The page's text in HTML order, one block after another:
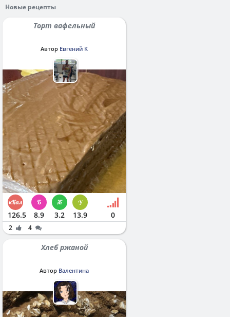
Новые рецепты
Торт вафельный
Автор Евгений К
126.5 8.9 3.2 13.9 0
2 4
Хлеб ржаной
Автор Валентина